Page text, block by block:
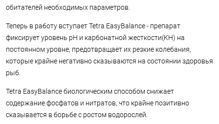
обитателей необходимых параметров.
Теперь в работу вступает Tetra EasyBalance - препарат
фиксирует уровень pH и карбонатной жесткости(KH) на
постоянном уровне, предотвращает их резкие колебания,
которые крайне негативно сказываются на состоянии здоровья
рыб.
Tetra EasyBalance биологическим способом снижает
содержание фосфатов и нитратов, что крайне позитивно
сказывается в борьбе с ростом водорослей.